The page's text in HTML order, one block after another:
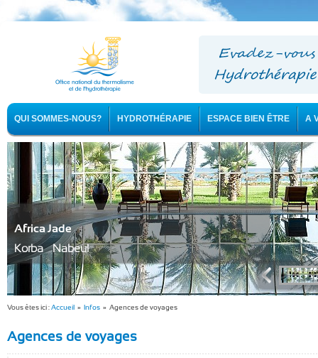
QUI SOMMES-NOUS? HYDROTHÉRAPIE ESPACE BIEN ÊTRE A
Africa Jade
Korba - Nabeul
Vous êtes ici :Accueil » Infos » Agences de voyages
Agences de voyages